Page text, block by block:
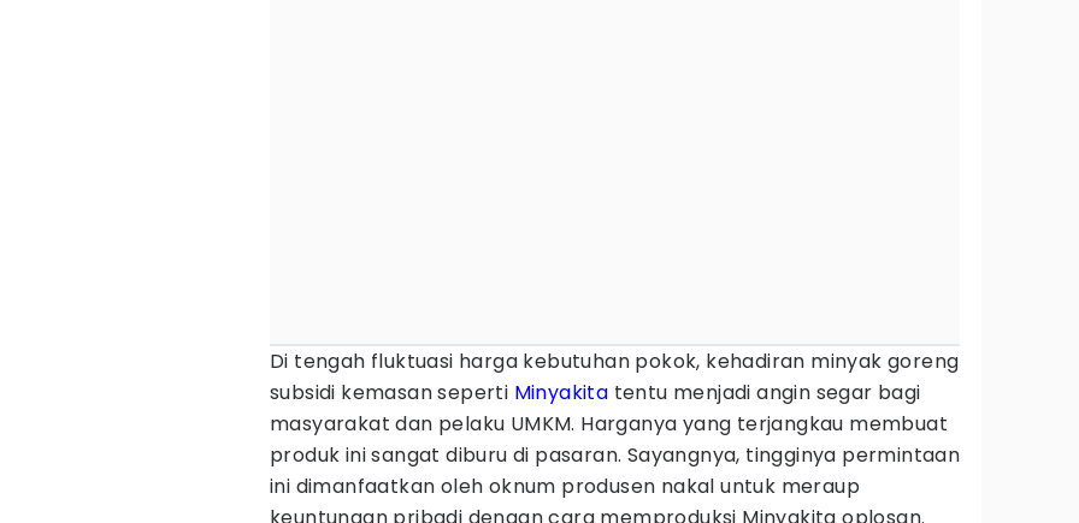
Di tengah fluktuasi harga kebutuhan pokok, kehadiran minyak goreng
subsidi kemasan seperti Minyakita tentu menjadi angin segar bagi
masyarakat dan pelaku UMKM. Harganya yang terjangkau membuat
produk ini sangat diburu di pasaran. Sayangnya, tingginya permintaan
ini dimanfaatkan oleh oknum produsen nakal untuk meraup